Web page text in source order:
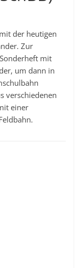
der heutigen
Zur
mit
um dann in
verschiedenen
einer